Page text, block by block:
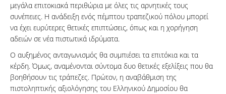
μεγάλα επιτοκιακά περιθώρια με όλες τις αρνητικές τους
συνέπειες. Η ανάδειξη ενός πέμπτου τραπεζικού πόλου μπορεί
να έχει ευρύτερες θετικές επιπτώσεις, όπως και η χορήγηση
αδειών σε νέα πιστωτικά ιδρύματα.
Ο αυξημένος ανταγωνισμός θα συμπιέσει τα επιτόκια και τα
κέρδη. Όμως, αναμένονται σύντομα δυο θετικές εξελίξεις που θα
βοηθήσουν τις τράπεζες. Πρώτον, η αναβάθμιση της
πιστοληπτικής αξιολόγησης του Ελληνικού Δημοσίου θα